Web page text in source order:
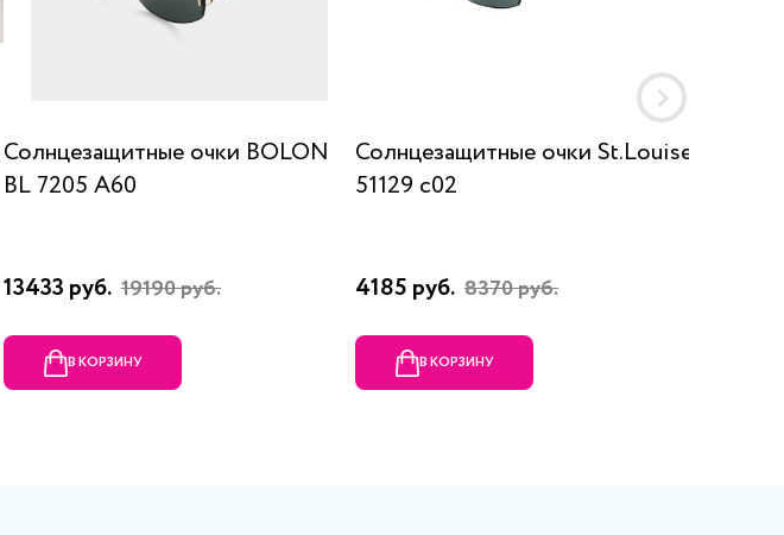
Солнцезащитные очки BOLON
BL 7205 A60
13433 руб. 19190 руб.
В КОРЗИНУ
Солнцезащитные очки St.Louise
51129 с02
4185 руб. 8370 руб.
В КОРЗИНУ